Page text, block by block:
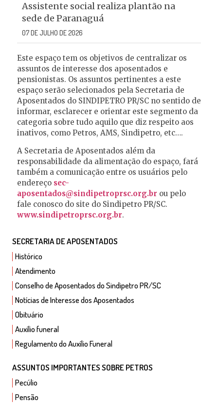
SECRETARIA DE APOSENTADOS
Histórico
Atendimento
Conselho de Aposentados do Sindipetro PR/SC
Notícias de Interesse dos Aposentados
Obituário
Auxílio funeral
Regulamento do Auxílio Funeral
ASSUNTOS IMPORTANTES SOBRE PETROS
Pecúlio
Pensão
Assistente social realiza plantão na
sede de Paranaguá
07 DE JULHO DE 2026
Este espaço tem os objetivos de centralizar os
assuntos de interesse dos aposentados e
pensionistas. Os assuntos pertinentes a este
espaço serão selecionados pela Secretaria de
Aposentados do SINDIPETRO PR/SC no sentido de
informar, esclarecer e orientar este segmento da
categoria sobre tudo aquilo que diz respeito aos
inativos, como Petros, AMS, Sindipetro, etc….
A Secretaria de Aposentados além da
responsabilidade da alimentação do espaço, fará
também a comunicação entre os usuários pelo
endereço sec-
aposentados@sindipetroprsc.org.br ou pelo
fale conosco do site do Sindipetro PR/SC.
www.sindipetroprsc.org.br.